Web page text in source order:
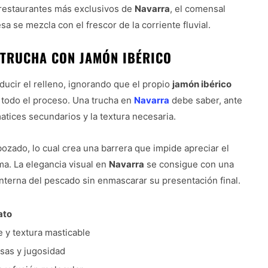
más exclusivos de Navarra, el comensal
se mezcla con el frescor de la corriente fluvial.
CON JAMÓN IBÉRICO
el relleno, ignorando que el propio jamón ibérico
el proceso. Una trucha en Navarra debe saber, ante
secundarios y la textura necesaria.
lo cual crea una barrera que impide apreciar el
La elegancia visual en Navarra se consigue con una
del pescado sin enmascarar su presentación final.
y textura masticable
y jugosidad